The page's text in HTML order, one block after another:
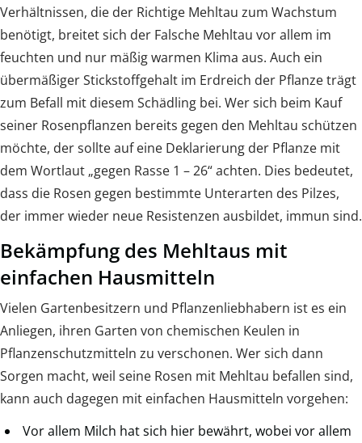
Verhältnissen, die der Richtige Mehltau zum Wachstum
benötigt, breitet sich der Falsche Mehltau vor allem im
feuchten und nur mäßig warmen Klima aus. Auch ein
übermäßiger Stickstoffgehalt im Erdreich der Pflanze trägt
zum Befall mit diesem Schädling bei. Wer sich beim Kauf
seiner Rosenpflanzen bereits gegen den Mehltau schützen
möchte, der sollte auf eine Deklarierung der Pflanze mit
dem Wortlaut „gegen Rasse 1 – 26“ achten. Dies bedeutet,
dass die Rosen gegen bestimmte Unterarten des Pilzes,
der immer wieder neue Resistenzen ausbildet, immun sind.
Bekämpfung des Mehltaus mit
einfachen Hausmitteln
Vielen Gartenbesitzern und Pflanzenliebhabern ist es ein
Anliegen, ihren Garten von chemischen Keulen in
Pflanzenschutzmitteln zu verschonen. Wer sich dann
Sorgen macht, weil seine Rosen mit Mehltau befallen sind,
kann auch dagegen mit einfachen Hausmitteln vorgehen:
Vor allem Milch hat sich hier bewährt, wobei vor allem